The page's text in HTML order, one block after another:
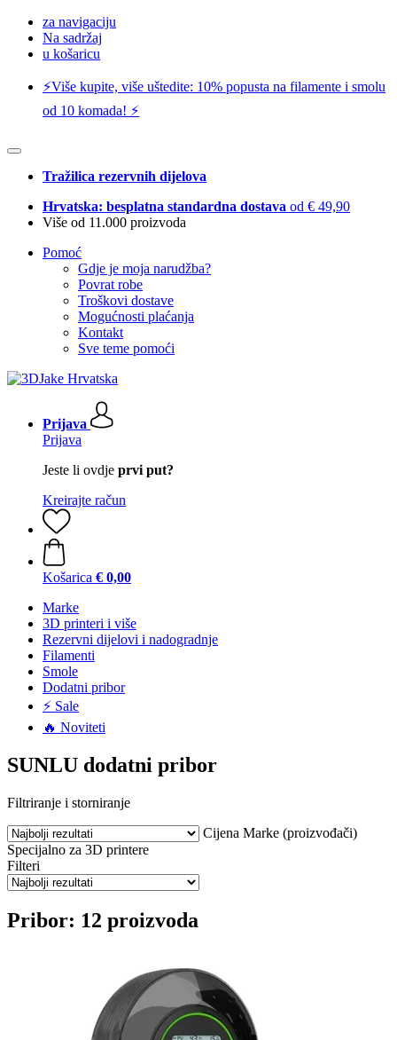
za navigaciju
Na sadržaj
u košaricu
⚡️Više kupite, više uštedite: 10% popusta na filamente i smolu
od 10 komada! ⚡️
Tražilica rezervnih dijelova
Hrvatska: besplatna standardna dostava od € 49,90
Više od 11.000 proizvoda
Pomoć
Gdje je moja narudžba?
Povrat robe
Troškovi dostave
Mogućnosti plaćanja
Kontakt
Sve teme pomoći
Prijava
Prijava
Jeste li ovdje prvi put?
Kreirajte račun
Košarica € 0,00
Marke
3D printeri i više
Rezervni dijelovi i nadogradnje
Filamenti
Smole
Dodatni pribor
⚡ Sale
🔥 Noviteti
SUNLU dodatni pribor
Filtriranje i storniranje
Cijena Marke (proizvođači)
Specijalno za 3D printere
Filteri
Pribor: 12 proizvoda